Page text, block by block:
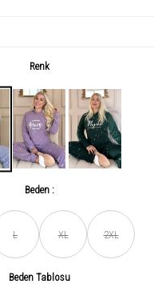
Renk
Beden :
L XL 2XL
Beden Tablosu
456 kişi tarafından incelendi!